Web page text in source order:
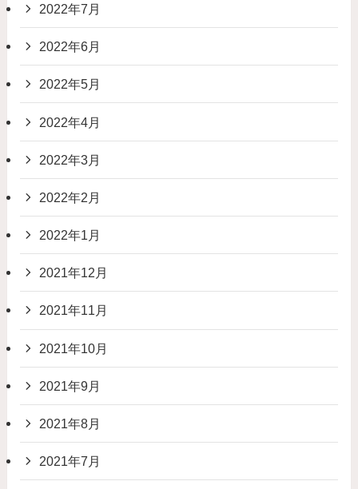
2022年7月
2022年6月
2022年5月
2022年4月
2022年3月
2022年2月
2022年1月
2021年12月
2021年11月
2021年10月
2021年9月
2021年8月
2021年7月